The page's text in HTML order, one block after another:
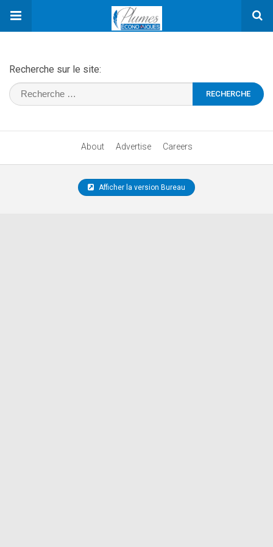
Recherche sur le site:
About Advertise Careers
Afficher la version Bureau